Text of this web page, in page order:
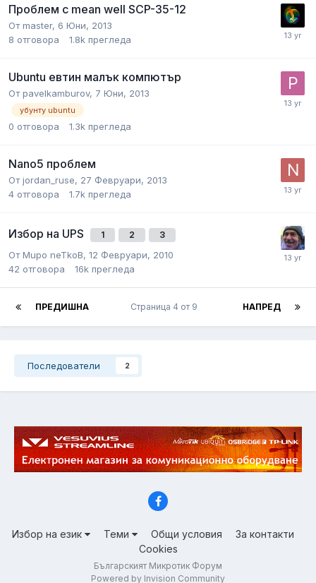
Проблем с mean well SCP-35-12
Отmaster, 6 Юни, 2013
8 отговора 1.8k прегледа
Ubuntu евтин малък компютър
Отpavelkamburov, 7 Юни, 2013
убунту ubuntu
0 отговора 1.3k прегледа
Nano5 проблем
Отjordan_ruse, 27 Февруари, 2013
4 отговора 1.7k прегледа
Избор на UPS 1 2 3
ОтMupo neTkoB, 12 Февруари, 2010
42 отговора 16k прегледа
ПРЕДИШНА НАПРЕД
Страница 4 от 9
Последователи 2
Избор на език Теми Общи условия
За контакти
Cookies
Българският Микротик Форум
Powered by Invision Community